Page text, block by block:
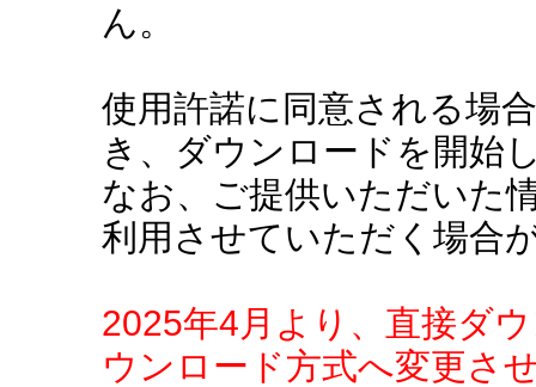
ん。
使用許諾に同意される場
き、ダウンロードを開始
なお、ご提供いただいた
利用させていただく場合
2025年4月より、直接ダ
ウンロード方式へ変更さ